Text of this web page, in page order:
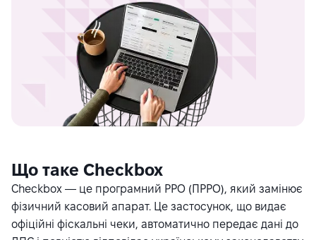
Що таке Checkbox
Checkbox — це програмний РРО (ПРРО), який замінює
фізичний касовий апарат. Це застосунок, що видає
офіційні фіскальні чеки, автоматично передає дані до